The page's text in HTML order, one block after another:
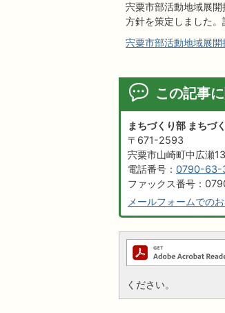
宍粟市部活動地域展
方針を策定しました。
宍粟市部活動地域展
この記事
まちづくり部 まちづ
〒671-2593
宍粟市山崎町中広瀬
電話番号： 0790-63-
ファックス番号：
メールフォームでの
ください。